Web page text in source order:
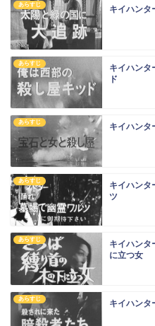
あらすじ キイハン
あらすじ
キイハン
ド
あらすじ キイハン
あらすじ
キイハン
ツ
あらすじ
キイハン
に立つ女
あらすじ キイハン